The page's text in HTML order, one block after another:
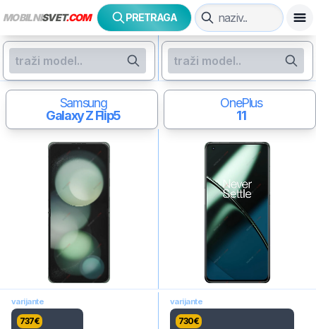
MOBILNISVET.COM PRETRAGA
Samsung
Galaxy Z Flip5
OnePlus
11
varijante
737€
varijante
730€